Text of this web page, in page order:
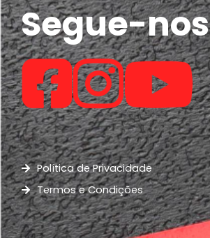
Segue-nos
Política de Privacidade
Termos e Condições